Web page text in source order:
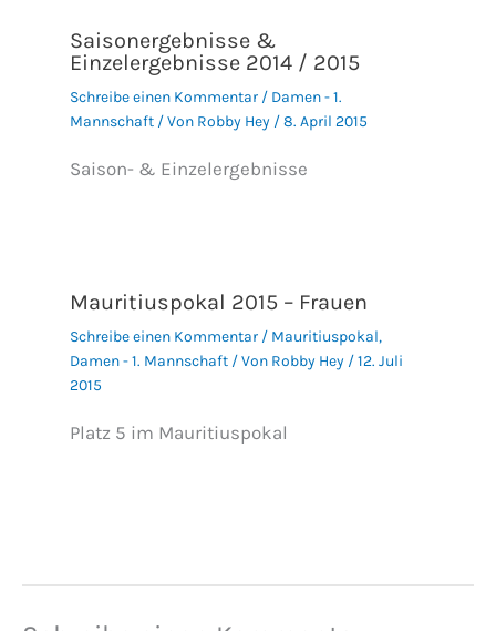
Saisonergebnisse &
Einzelergebnisse 2014 / 2015
Schreibe einen Kommentar / Damen - 1.
Mannschaft/ Von Robby Hey /8. April 2015
Saison- & Einzelergebnisse
Mauritiuspokal 2015 – Frauen
Schreibe einen Kommentar / Mauritiuspokal,
Damen - 1. Mannschaft/ Von Robby Hey /12. Juli
2015
Platz 5 im Mauritiuspokal